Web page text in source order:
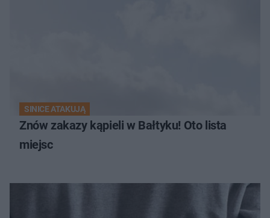
SINICE ATAKUJĄ
Znów zakazy kąpieli w Bałtyku! Oto lista
miejsc